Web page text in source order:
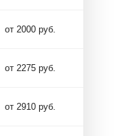
от 2000 руб.
от 2275 руб.
от 2910 руб.